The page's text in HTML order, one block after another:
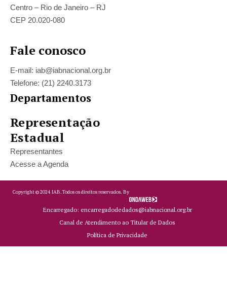
Centro – Rio de Janeiro – RJ
CEP 20.020-080
Fale conosco
E-mail: iab@iabnacional.org.br
Telefone: (21) 2240.3173
Departamentos
Representação
Estadual
Representantes
Acesse a Agenda
Copyright ©2024 IAB.Todos os direitos reservados. By
Encarregado: encarregadodedados@iabnacional.org.br
Canal de Atendimento ao Titular de Dados
Política de Privacidade